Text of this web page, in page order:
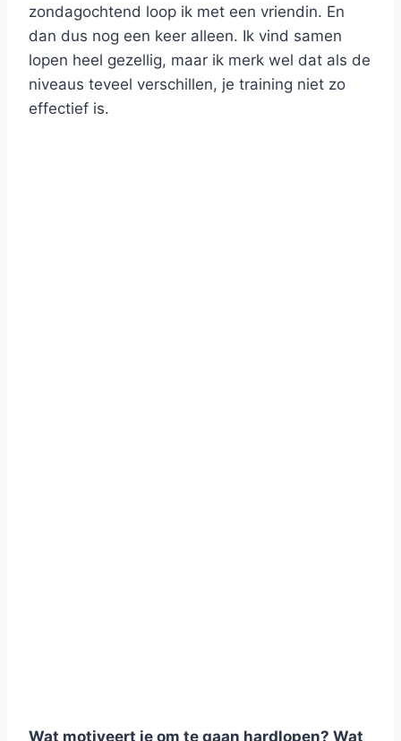
zondagochtend loop ik met een vriendin. En
dan dus nog een keer alleen. Ik vind samen
lopen heel gezellig, maar ik merk wel dat als de
niveaus teveel verschillen, je training niet zo
effectief is.
Wat motiveert je om te gaan hardlopen? Wat